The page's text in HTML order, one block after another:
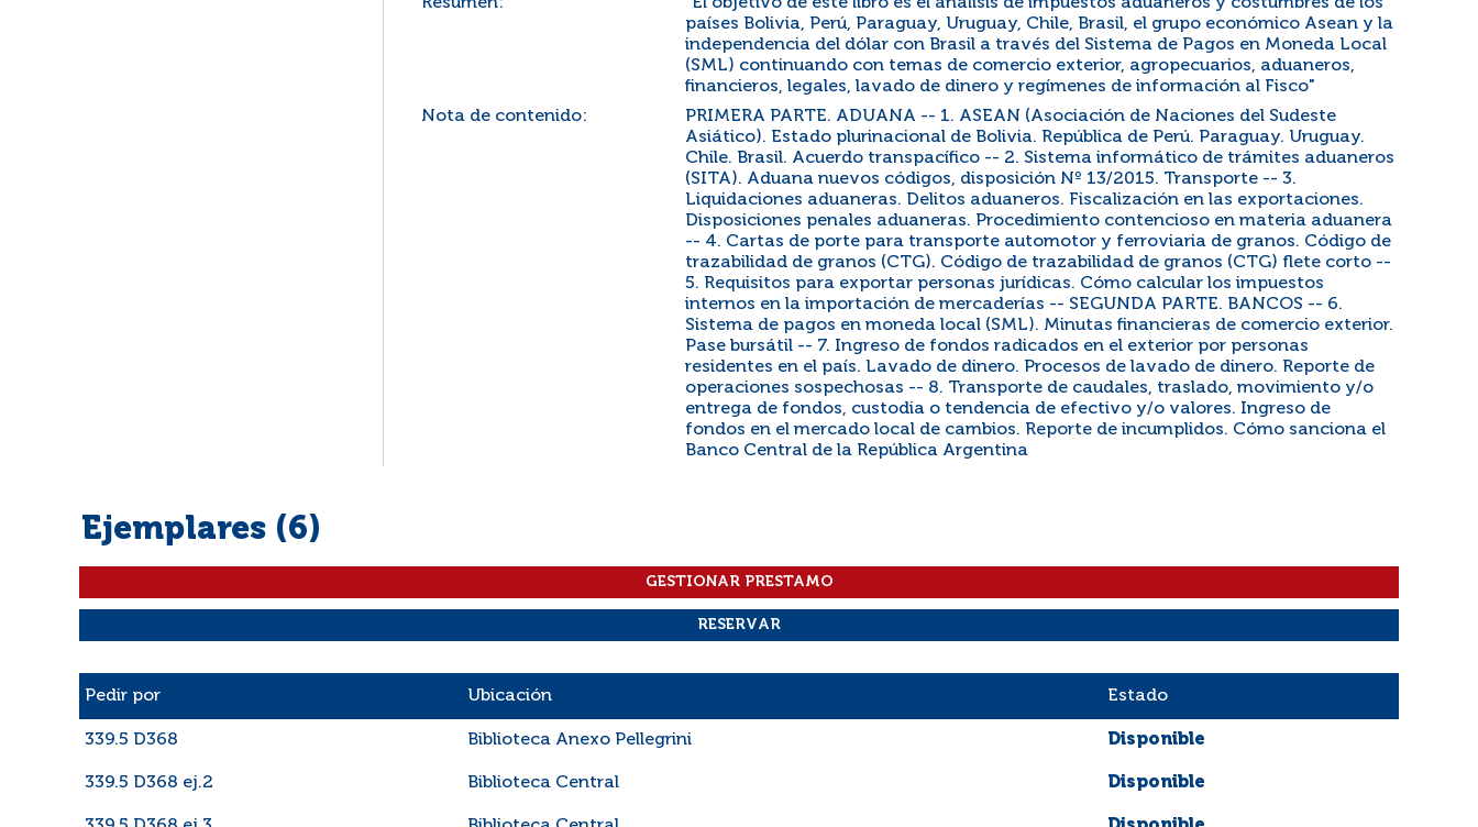
países Bolivia, Perú, Paraguay, Uruguay, Chile, Brasil, el grupo económico Asean y la
independencia del dólar con Brasil a través del Sistema de Pagos en Moneda Local
(SML) continuando con temas de comercio exterior, agropecuarios, aduaneros,
financieros, legales, lavado de dinero y regímenes de información al Fisco"
Nota de contenido:
PRIMERA PARTE. ADUANA -- 1. ASEAN (Asociación de Naciones del Sudeste
Asiático). Estado plurinacional de Bolivia. República de Perú. Paraguay. Uruguay.
Chile. Brasil. Acuerdo transpacífico -- 2. Sistema informático de trámites aduaneros
(SITA). Aduana nuevos códigos, disposición Nº 13/2015. Transporte -- 3.
Liquidaciones aduaneras. Delitos aduaneros. Fiscalización en las exportaciones.
Disposiciones penales aduaneras. Procedimiento contencioso en materia aduanera
-- 4. Cartas de porte para transporte automotor y ferroviaria de granos. Código de
trazabilidad de granos (CTG). Código de trazabilidad de granos (CTG) flete corto --
5. Requisitos para exportar personas jurídicas. Cómo calcular los impuestos
internos en la importación de mercaderías -- SEGUNDA PARTE. BANCOS -- 6.
Sistema de pagos en moneda local (SML). Minutas financieras de comercio exterior.
Pase bursátil -- 7. Ingreso de fondos radicados en el exterior por personas
residentes en el país. Lavado de dinero. Procesos de lavado de dinero. Reporte de
operaciones sospechosas -- 8. Transporte de caudales, traslado, movimiento y/o
entrega de fondos, custodia o tendencia de efectivo y/o valores. Ingreso de
fondos en el mercado local de cambios. Reporte de incumplidos. Cómo sanciona el
Banco Central de la República Argentina
Ejemplares (6)
Pedir por Ubicación Estado
339.5 D368 Biblioteca Anexo Pellegrini Disponible
339.5 D368 ej.2 Biblioteca Central Disponible